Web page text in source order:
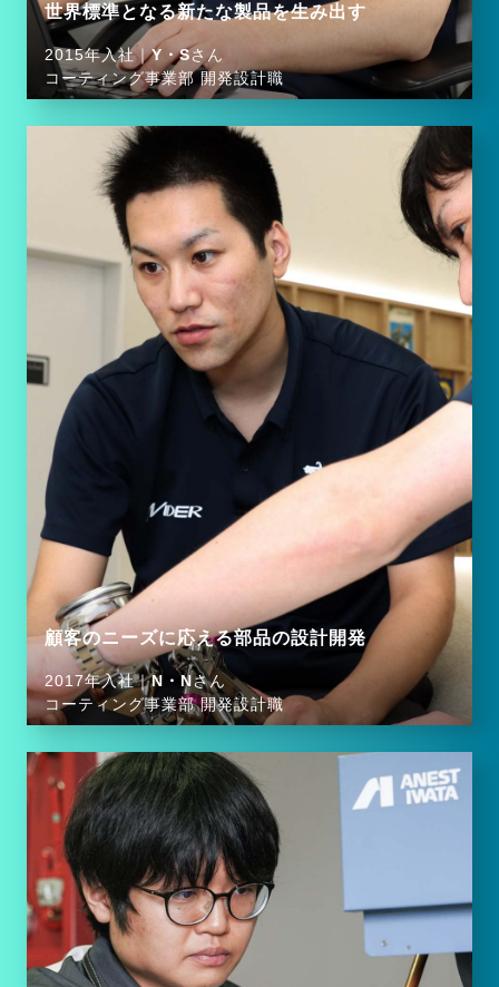
世界標準となる新たな製品を生み出す
2015年入社｜Y・Sさん
コーティング事業部 開発設計職
顧客のニーズに応える部品の設計開発
2017年入社｜N・Nさん
コーティング事業部 開発設計職